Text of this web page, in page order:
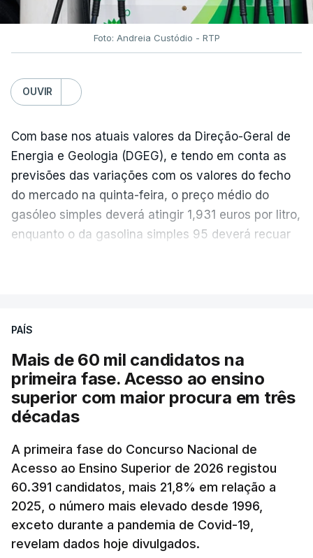
Foto: Andreia Custódio - RTP
OUVIR
Com base nos atuais valores da Direção-Geral de
Energia e Geologia (DGEG), e tendo em conta as
previsões das variações com os valores do fecho
do mercado na quinta-feira, o preço médio do
gasóleo simples deverá atingir 1,931 euros por litro,
enquanto o da gasolina simples 95 deverá recuar
evolução das cotações internacionais do petróleo,
posto de abastecimento, a marca e a localização.
A atualização do desconto do Imposto sobre os
Produtos Petrolíferos (ISP) também poderá
O Governo comprometeu-se a aplicar uma redução
extraordinária e temporária no ISP, sempre que se
verifique um aumento do preço dos combustíveis
superior a 10 cêntimos, para mitigar a escalada de
preços.
PAÍS
Mais de 60 mil candidatos na
primeira fase. Acesso ao ensino
superior com maior procura em três
décadas
A primeira fase do Concurso Nacional de
Acesso ao Ensino Superior de 2026 registou
60.391 candidatos, mais 21,8% em relação a
2025, o número mais elevado desde 1996,
exceto durante a pandemia de Covid-19,
revelam dados hoje divulgados.